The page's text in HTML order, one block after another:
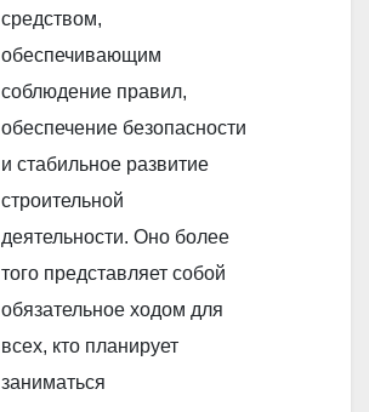
средством,
обеспечивающим
соблюдение правил,
обеспечение безопасности
и стабильное развитие
строительной
деятельности. Оно более
того представляет собой
обязательное ходом для
всех, кто планирует
заниматься